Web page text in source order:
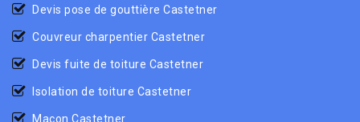
Devis pose de gouttière Castetner
Couvreur charpentier Castetner
Devis fuite de toiture Castetner
Isolation de toiture Castetner
Maçon Castetner